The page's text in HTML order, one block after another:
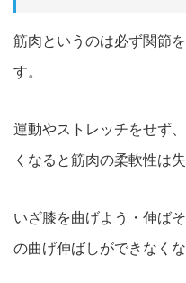
筋肉というのは必ず関節
す。
運動やストレッチをせず
くなると筋肉の柔軟性は
いざ膝を曲げよう・伸ば
の曲げ伸ばしができなくな